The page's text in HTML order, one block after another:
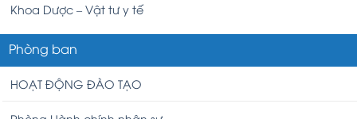
Khoa Dược – Vật tư y tế
Phòng ban
HOẠT ĐỘNG ĐÀO TẠO